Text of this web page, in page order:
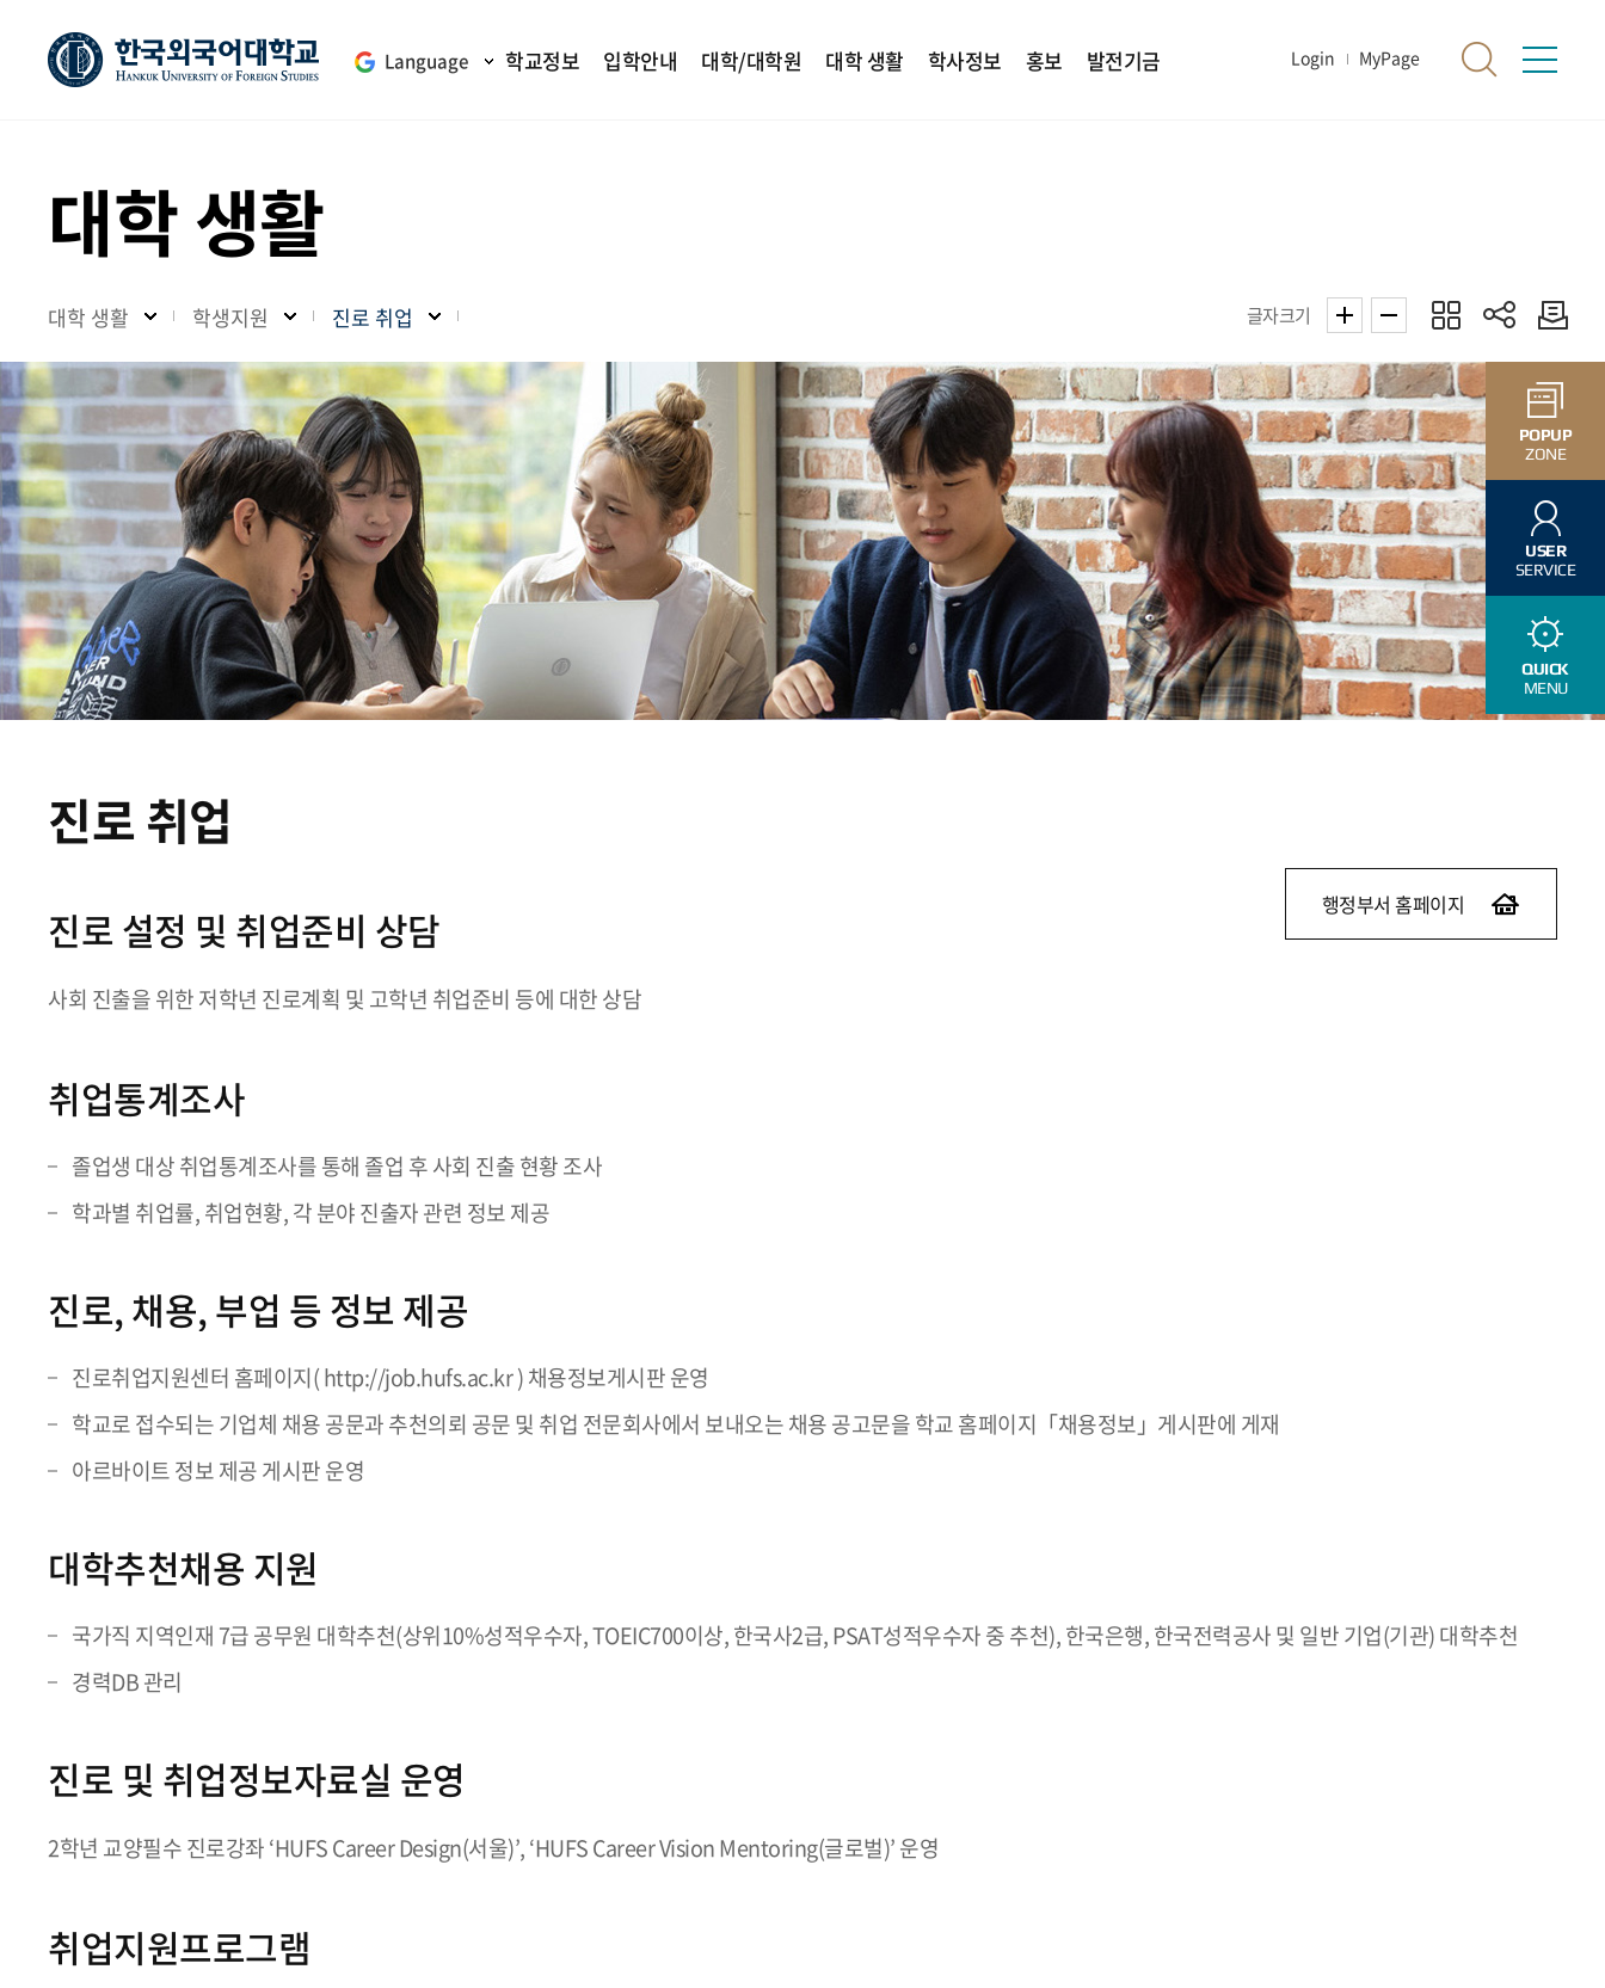
Language 학교정보 입학안내 대학/대학원 대학 생활 학사정보 홍보 발전기금 Login MyPage
대학 생활
대학 생활 학생지원 진로 취업 글자크기
진로 취업
진로 설정 및 취업준비 상담 행정부서 홈페이지
사회 진출을 위한 저학년 진로계획 및 고학년 취업준비 등에 대한 상담
취업통계조사
졸업생 대상 취업통계조사를 통해 졸업 후 사회 진출 현황 조사
학과별 취업률, 취업현황, 각 분야 진출자 관련 정보 제공
진로, 채용, 부업 등 정보 제공
진로취업지원센터 홈페이지( http://job.hufs.ac.kr ) 채용정보게시판 운영
학교로 접수되는 기업체 채용 공문과 추천의뢰 공문 및 취업 전문회사에서 보내오는 채용 공고문을 학교 홈페이지「채용정보」게시판에 게재
아르바이트 정보 제공 게시판 운영
대학추천채용 지원
국가직 지역인재 7급 공무원 대학추천(상위10%성적우수자, TOEIC700이상, 한국사2급, PSAT성적우수자 중 추천), 한국은행, 한국전력공사 및 일반 기업(기관) 대학추천
경력DB 관리
진로 및 취업정보자료실 운영
2학년 교양필수 진로강좌 ‘HUFS Career Design(서울)’, ‘HUFS Career Vision Mentoring(글로벌)’ 운영
취업지원프로그램
POPUP
ZONE
USER
SERVICE
QUICK
MENU